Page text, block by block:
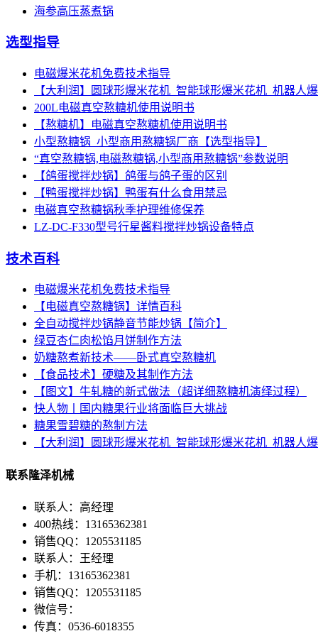
海参高压蒸煮锅
选型指导
电磁爆米花机免费技术指导
【大利润】圆球形爆米花机_智能球形爆米花机_机器人
200L电磁真空熬糖机使用说明书
【熬糖机】电磁真空熬糖机使用说明书
小型熬糖锅_小型商用熬糖锅厂商【选型指导】
“真空熬糖锅,电磁熬糖锅,小型商用熬糖锅”参数说明
【鸽蛋搅拌炒锅】鸽蛋与鸽子蛋的区别
【鸭蛋搅拌炒锅】鸭蛋有什么食用禁忌
电磁真空熬糖锅秋季护理维修保养
LZ-DC-F330型号行星酱料搅拌炒锅设备特点
技术百科
电磁爆米花机免费技术指导
【电磁真空熬糖锅】详情百科
全自动搅拌炒锅静音节能炒锅【简介】
绿豆杏仁肉松馅月饼制作方法
奶糖熬煮新技术——卧式真空熬糖机
【食品技术】硬糖及其制作方法
【图文】牛轧糖的新式做法（超详细熬糖机演绎过程）
快人物丨国内糖果行业将面临巨大挑战
糖果雪碧糖的熬制方法
【大利润】圆球形爆米花机_智能球形爆米花机_机器人
联系隆泽机械
联系人：高经理
400热线：13165362381
销售QQ：1205531185
联系人：王经理
手机：13165362381
销售QQ：1205531185
微信号：
传真：0536-6018355